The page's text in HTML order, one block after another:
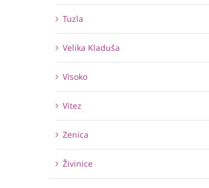
Tuzla
Velika Kladuša
Visoko
Vitez
Zenica
Živinice